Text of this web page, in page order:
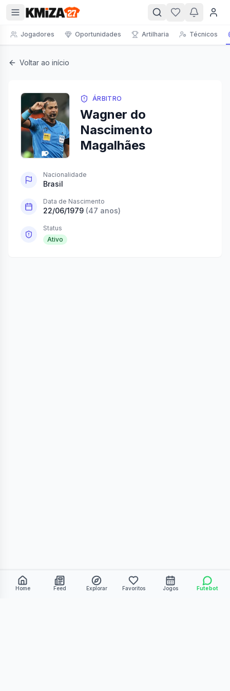
Jogadores Oportunidades Artilharia Técnicos
Voltar ao início
ÁRBITRO
Wagner do
Nascimento
Magalhães
Nacionalidade
Brasil
Data de Nascimento
22/06/1979 (47 anos)
Status
Ativo
Home Feed Explorar Favoritos Jogos Futebot